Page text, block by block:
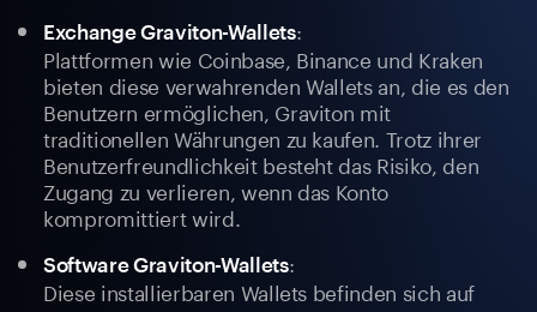
Exchange Graviton-Wallets:
Plattformen wie Coinbase, Binance und Kraken
bieten diese verwahrenden Wallets an, die es den
Benutzern ermöglichen, Graviton mit
traditionellen Währungen zu kaufen. Trotz ihrer
Benutzerfreundlichkeit besteht das Risiko, den
Zugang zu verlieren, wenn das Konto
kompromittiert wird.
Software Graviton-Wallets:
Diese installierbaren Wallets befinden sich auf